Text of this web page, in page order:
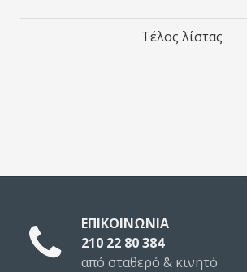
Τέλος λίστας
ΕΠΙΚΟΙΝΩΝΙΑ
210 22 80 384
από σταθερό & κινητό